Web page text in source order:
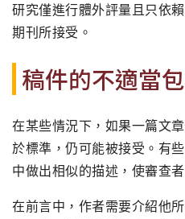
研究僅進行體外評量且只依
期刊所接受。
稿件的不適當
在某些情況下，如果一篇文
於標準，仍可能被接受。有
中做出相似的描述，使審查
在前言中，作者需要介紹他